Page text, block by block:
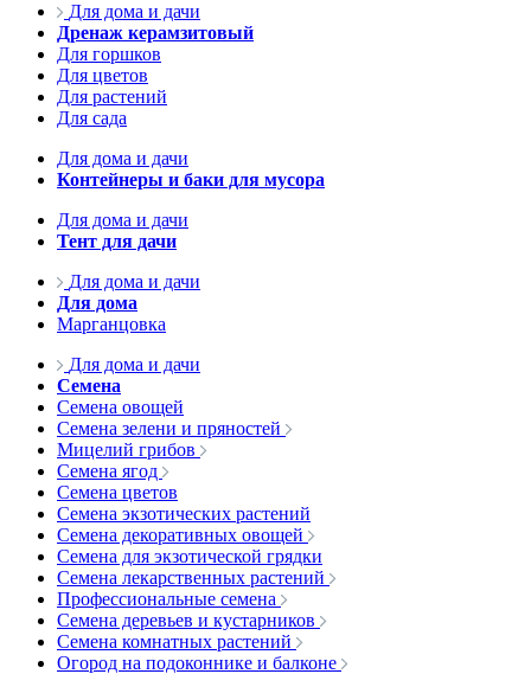
Для дома и дачи
Дренаж керамзитовый
Для горшков
Для цветов
Для растений
Для сада
Для дома и дачи
Контейнеры и баки для мусора
Для дома и дачи
Тент для дачи
Для дома и дачи
Для дома
Марганцовка
Для дома и дачи
Семена
Семена овощей
Семена зелени и пряностей
Мицелий грибов
Семена ягод
Семена цветов
Семена экзотических растений
Семена декоративных овощей
Семена для экзотической грядки
Семена лекарственных растений
Профессиональные семена
Семена деревьев и кустарников
Семена комнатных растений
Огород на подоконнике и балконе